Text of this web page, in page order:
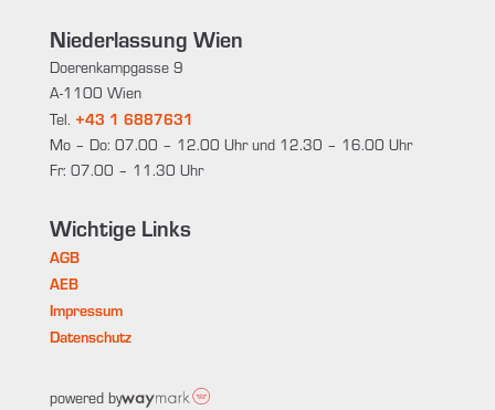
Niederlassung Wien
Doerenkampgasse 9
A-1100 Wien
Tel. +43 1 6887631
Mo – Do: 07.00 – 12.00 Uhr und 12.30 – 16.00 Uhr
Fr: 07.00 – 11.30 Uhr
Wichtige Links
AGB
AEB
Impressum
Datenschutz
powered by